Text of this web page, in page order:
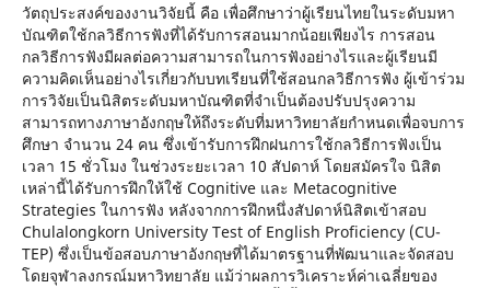
วัตถุประสงค์ของงานวิจัยนี้ คือ เพื่อศึกษาว่าผู้เรียนไทยในระดับมหา
บัณฑิตใช้กลวิธีการฟังที่ได้รับการสอนมากน้อยเพียงไร การสอน
กลวิธีการฟังมีผลต่อความสามารถในการฟังอย่างไรและผู้เรียนมี
ความคิดเห็นอย่างไรเกี่ยวกับบทเรียนที่ใช้สอนกลวิธีการฟัง ผู้เข้าร่วม
การวิจัยเป็นนิสิตระดับมหาบัณฑิตที่จำเป็นต้องปรับปรุงความ
สามารถทางภาษาอังกฤษให้ถึงระดับที่มหาวิทยาลัยกำหนดเพื่อจบการ
ศึกษา จำนวน 24 คน ซึ่งเข้ารับการฝึกฝนการใช้กลวิธีการฟังเป็น
เวลา 15 ชั่วโมง ในช่วงระยะเวลา 10 สัปดาห์ โดยสมัครใจ นิสิต
เหล่านี้ได้รับการฝึกให้ใช้ Cognitive และ Metacognitive
Strategies ในการฟัง หลังจากการฝึกหนึ่งสัปดาห์นิสิตเข้าสอบ
Chulalongkorn University Test of English Proficiency (CU-
TEP) ซึ่งเป็นข้อสอบภาษาอังกฤษที่ได้มาตรฐานที่พัฒนาและจัดสอบ
โดยจุฬาลงกรณ์มหาวิทยาลัย แม้ว่าผลการวิเคราะห์ค่าเฉลี่ยของ